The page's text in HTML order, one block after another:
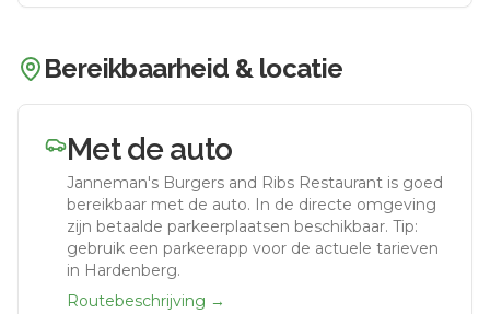
Bereikbaarheid & locatie
Met de auto
Janneman's Burgers and Ribs Restaurant is goed
bereikbaar met de auto. In de directe omgeving
zijn betaalde parkeerplaatsen beschikbaar. Tip:
gebruik een parkeerapp voor de actuele tarieven
in Hardenberg.
Routebeschrijving →